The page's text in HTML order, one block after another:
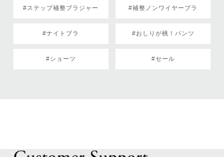
#ステップ補整ブラジャー #補整ノンワイヤーブラ
#ナイトブラ #おしりが桃！パンツ
#ショーツ #セール